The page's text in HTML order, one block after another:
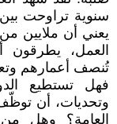
يعني أن ملايين
العمل، يطرقون
تُنصف أعمارهم
فهل تستطيع
وتحديات، أن
العامة؟ وهل